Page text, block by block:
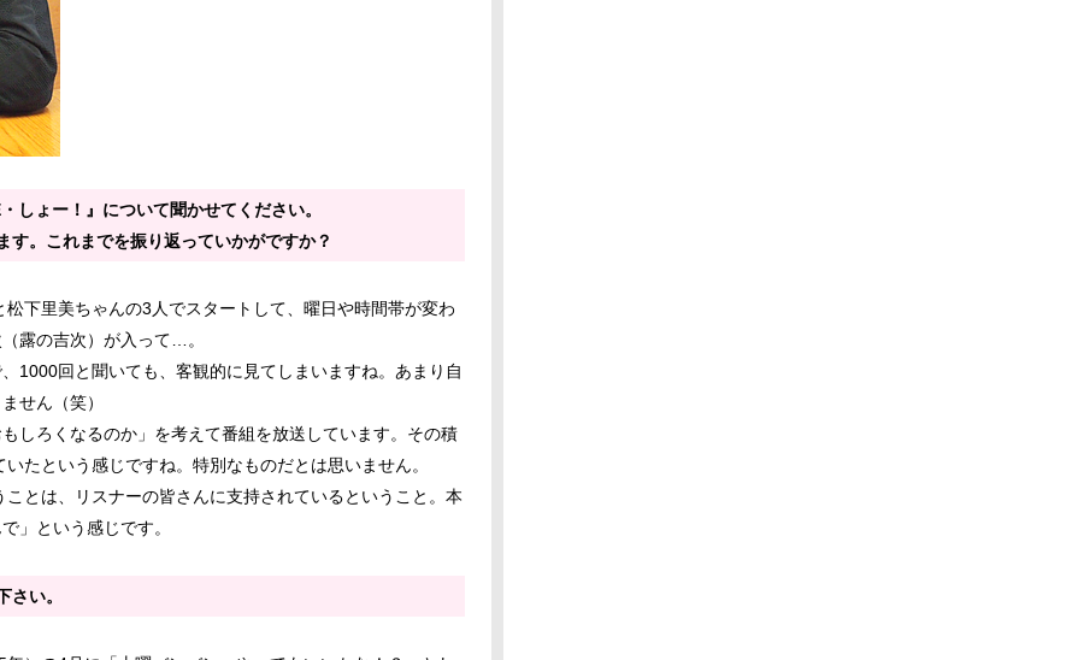
しょー！』について聞かせてください。
。これまでを振り返っていかがですか？
下里美ちゃんの3人でスタートして、曜日や時間帯が変わ
露の吉次）が入って…。
1000回と聞いても、客観的に見てしまいますね。あまり自
せん（笑）
しろくなるのか」を考えて番組を放送しています。その積
たという感じですね。特別なものだとは思いません。
とは、リスナーの皆さんに支持されているということ。本
」という感じです。
い。